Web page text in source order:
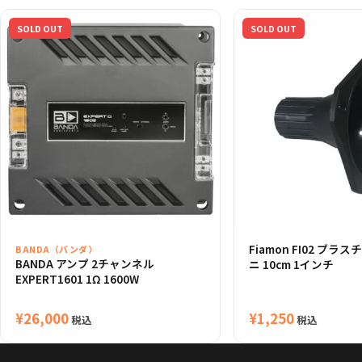
SOLD OUT
BANDA（バンダ）
BANDA アンプ 2チャンネル
EXPERT1601 1Ω 1600W
¥26,000税込
SOLD OUT
Fiamon FI02 プラス
ニ 10cm 1インチ
¥1,250税込